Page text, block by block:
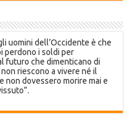
uomini dell’Occidente è che
perdono i soldi per
futuro che dimenticano di
riescono a vivere né il
non dovessero morire mai e